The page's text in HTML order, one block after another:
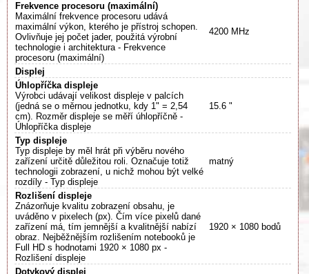
Frekvence procesoru (maximální)
Maximální frekvence procesoru udává
maximální výkon, kterého je přístroj schopen.
Ovlivňuje jej počet jader, použitá výrobní
technologie i architektura - Frekvence
procesoru (maximální)
4200 MHz
Displej
Úhlopříčka displeje
Výrobci udávají velikost displeje v palcích
(jedná se o měrnou jednotku, kdy 1" = 2,54
cm). Rozměr displeje se měří úhlopříčně -
Úhlopříčka displeje
15.6 "
Typ displeje
Typ displeje by měl hrát při výběru nového
zařízení určitě důležitou roli. Označuje totiž
technologii zobrazení, u nichž mohou být velké
rozdíly - Typ displeje
matný
Rozlišení displeje
Znázorňuje kvalitu zobrazení obsahu, je
uváděno v pixelech (px). Čím více pixelů dané
zařízení má, tím jemnější a kvalitnější nabízí
obraz. Nejběžnějším rozlišením notebooků je
Full HD s hodnotami 1920 × 1080 px -
Rozlišení displeje
1920 × 1080 bodů
Dotykový displej